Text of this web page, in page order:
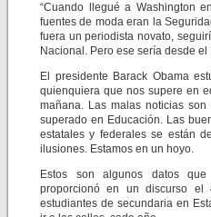
“Cuando llegué a Washington
fuentes de moda eran la
fuera un periodista novato,
Nacional. Pero ese sería desde
El presidente Barack Obama
quienquiera que nos supere en
mañana. Las malas noticias
superado en Educación. Las
estatales y federales se están
ilusiones. Estamos en un hoyo.
Estos son algunos datos
proporcionó en un discurso
estudiantes de secundaria en